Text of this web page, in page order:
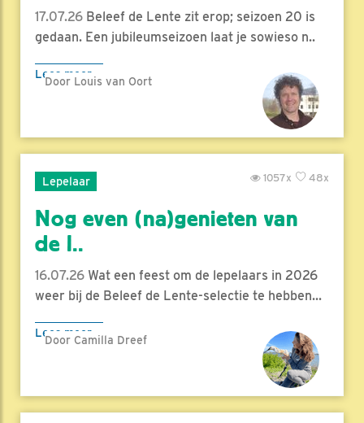
17.07.26 Beleef de Lente zit erop; seizoen 20 is
gedaan. Een jubileumseizoen laat je sowieso n..
Lees meer
Door Louis van Oort
Lepelaar 48x
1057x
Nog even (na)genieten van
de l..
16.07.26 Wat een feest om de lepelaars in 2026
weer bij de Beleef de Lente-selectie te hebben...
Lees meer
Door Camilla Dreef